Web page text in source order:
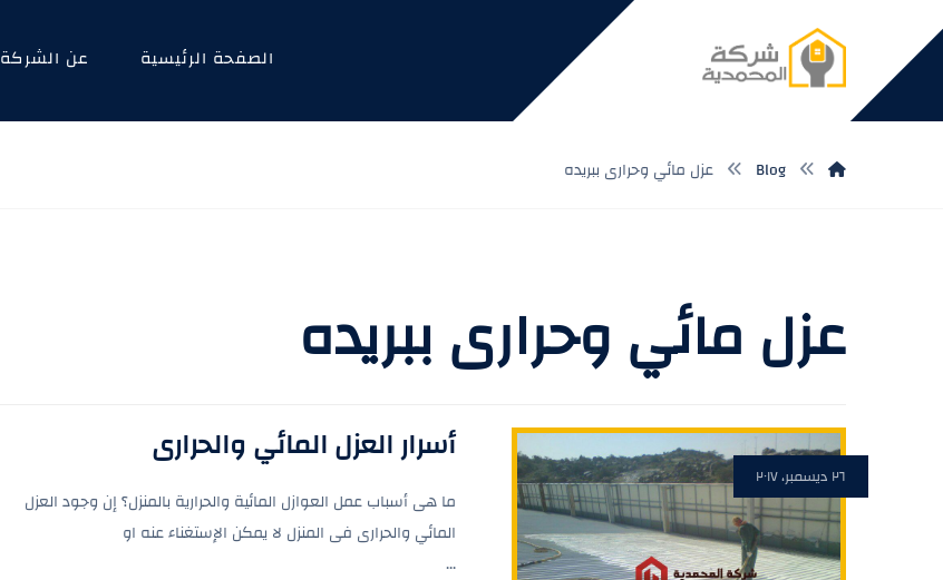
الصفحة الرئيسية عن الشركة
Blog عزل مائي وحرارى ببريده
عزل مائي وحرارى ببريده
أسرار العزل المائي والحرارى
٢٦ ديسمبر، ٢٠١٧
ما هى أسباب عمل العوازل المائية والحرارية بالمنزل؟ إن وجود العزل
المائي والحرارى فى المنزل لا يمكن الإستغناء عنه او
...